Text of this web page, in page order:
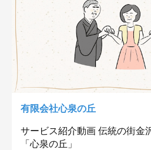
有限会社心泉の丘
サービス紹介動画 伝統の街金
「心泉の丘」